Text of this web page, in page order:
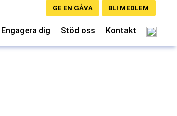
BLI MEDLEM
GE EN GÅVA
Engagera dig Stöd oss Kontakt